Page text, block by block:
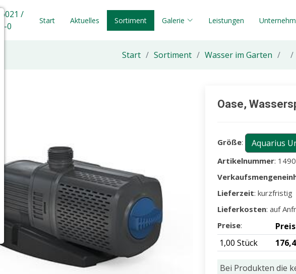
6021 /
0
Start Aktuelles Sortiment Galerie Leistungen
Start Sortiment Wasser im Garten
Oase,
Größe: Aquarius
Artikelnummer:
Lieferzeit: kurzfristig
Lieferkosten: auf
Preise:
1,00 Stück
Bei Produkten die